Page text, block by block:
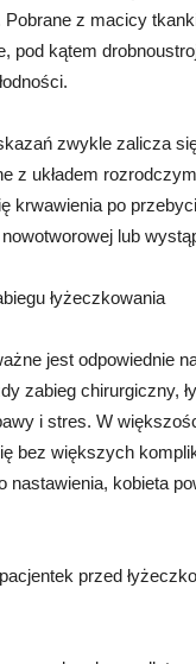
Pobrane z macicy
pod kątem
zwykle zalicza
z układem
krwawienia po
lub
łyżeczkowania
jest odpowiednie
zabieg chirurgiczny,
i stres. W
bez większych
nastawienia, kobieta
przed